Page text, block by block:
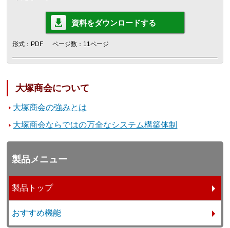
資料をダウンロードする
形式：PDF ページ数：11ページ
大塚商会について
大塚商会の強みとは
大塚商会ならではの万全なシステム構築体制
製品メニュー
製品トップ
おすすめ機能